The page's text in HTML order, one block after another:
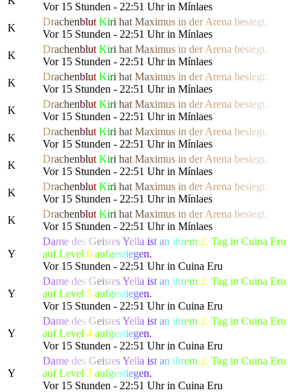
Vor 15 Stunden - 22:51 Uhr in Mínlaes
K
Drachenblut Kiri hat Maximus in derArena besiegt.
Vor 15 Stunden - 22:51 Uhr in Mínlaes
K
Drachenblut Kiri hat Maximus in derArena besiegt.
Vor 15 Stunden - 22:51 Uhr in Mínlaes
K
Drachenblut Kiri hat Maximus in derArena besiegt.
Vor 15 Stunden - 22:51 Uhr in Mínlaes
K
Drachenblut Kiri hat Maximus in derArena besiegt.
Vor 15 Stunden - 22:51 Uhr in Mínlaes
K
Drachenblut Kiri hat Maximus in derArena besiegt.
Vor 15 Stunden - 22:51 Uhr in Mínlaes
K
Drachenblut Kiri hat Maximus in derArena besiegt.
Vor 15 Stunden - 22:51 Uhr in Mínlaes
K
Drachenblut Kiri hat Maximus in derArena besiegt.
Vor 15 Stunden - 22:51 Uhr in Mínlaes
K
Drachenblut Kiri hat Maximus in derArena besiegt.
Vor 15 Stunden - 22:51 Uhr in Mínlaes
Y
Dame des GeistesYella ist an ihrem 2. Tag in Cuina Eru
auf Level 6 aufgestiegen.
Vor 15 Stunden - 22:51 Uhr in Cuina Eru
Y
Dame des GeistesYella ist an ihrem 2. Tag in Cuina Eru
auf Level 5 aufgestiegen.
Vor 15 Stunden - 22:51 Uhr in Cuina Eru
Y
Dame des GeistesYella ist an ihrem 2. Tag in Cuina Eru
auf Level 4 aufgestiegen.
Vor 15 Stunden - 22:51 Uhr in Cuina Eru
Y
Dame des GeistesYella ist an ihrem 2. Tag in Cuina Eru
auf Level 3 aufgestiegen.
Vor 15 Stunden - 22:51 Uhr in Cuina Eru